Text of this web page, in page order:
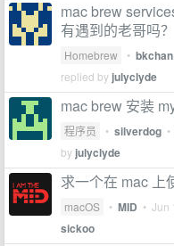
mac brew
有遇到的老哥吗？
Homebrew • bkchan
replied by julyclyde
mac brew 安装
程序员 • silverdog •
by julyclyde
求一个在 mac 上
macOS • MID • Jun
sickoo